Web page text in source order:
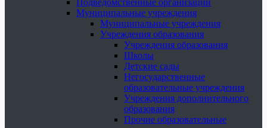
Подведомственные организации
Муниципальные учреждения
Муниципальные учреждения
Учреждения образования
Учреждения образования
Школы
Детские сады
Негосударственные
образовательные учреждения
Учреждения дополнительного
образования
Прочие образовательные